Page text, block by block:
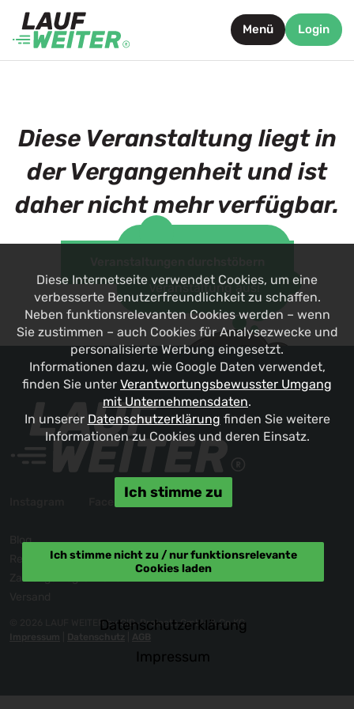
Menü Login
Veranstaltung aus!
Diese Veranstaltung liegt in
der Vergangenheit und ist
daher nicht mehr verfügbar.
Facebook
Blog
Reklamation / Kontakt
Zahlungsmöglichkeiten
© 2026 LAUF WEITER by GID-Projects GmbH & Co KG
Impressum
Datenschutz AGB
Diese Internetseite verwendet Cookies, um eine
verbesserte Benutzerfreundlichkeit zu schaffen.
Neben funktionsrelevanten Cookies werden – wenn
Sie zustimmen – auch Cookies für Analysezwecke und
personalisierte Werbung eingesetzt.
Informationen dazu, wie Google Daten verwendet,
finden Sie unter Verantwortungsbewusster Umgang
mit Unternehmensdaten.
In unserer Datenschutzerklärung finden Sie weitere
Informationen zu Cookies und deren Einsatz.
Ich stimme zu
Ich stimme nicht zu / nur funktionsrelevante
Cookies laden
Datenschutzerklärung
Impressum